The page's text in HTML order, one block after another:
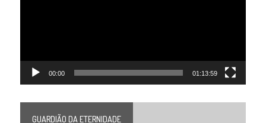
00:00 01:13:59
GUARDIÃO DA ETERNIDADE